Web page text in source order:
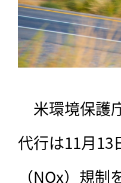
米環境保護
代行は11月13
（NOx）規